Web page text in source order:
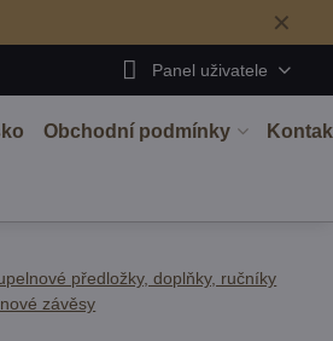
✕
Panel uživatele
Obchodní podmínky
předložky, doplňky, ručníky
závěsy